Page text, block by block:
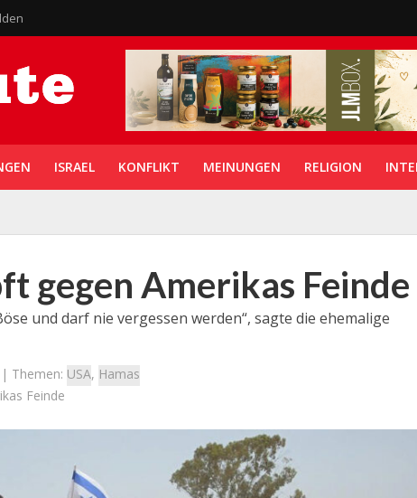
ISRAEL KONFLIKT MEINUNGEN RELIGION
gegen Amerikas Feinde
und darf nie vergessen werden“, sagte die ehemalige
| Themen: USA, Hamas
Feinde